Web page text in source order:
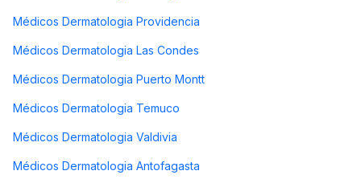
Médicos Dermatologia Providencia
Médicos Dermatologia Las Condes
Médicos Dermatologia Puerto Montt
Médicos Dermatologia Temuco
Médicos Dermatologia Valdivia
Médicos Dermatologia Antofagasta